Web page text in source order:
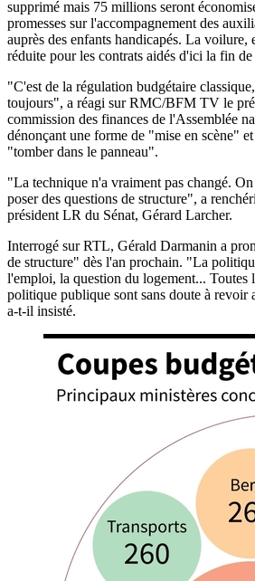
supprimé mais 75 millions seront
promesses sur l'accompagnement des
auprès des enfants handicapés. La voilure,
réduite pour les contrats aidés d'ici la fin de
"C'est de la régulation budgétaire
toujours", a réagi sur RMC/BFM TV le
commission des finances de l'Assemblée
dénonçant une forme de "mise en scène"
"tomber dans le panneau".
"La technique n'a vraiment pas changé.
poser des questions de structure", a
président LR du Sénat, Gérard Larcher.
Interrogé sur RTL, Gérald Darmanin a
de structure" dès l'an prochain. "La
l'emploi, la question du logement... Toutes
politique publique sont sans doute à revoir
a-t-il insisté.